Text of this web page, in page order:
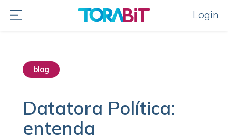
Login
blog
Datatora Política:
entenda